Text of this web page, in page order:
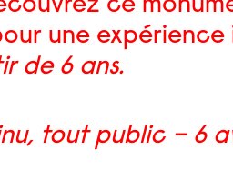
ce
une expérience
de 6 ans.
tout public – 6